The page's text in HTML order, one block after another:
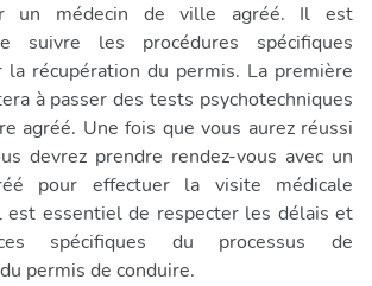
un médecin de ville agréé. Il est
suivre les procédures spécifiques
la récupération du permis. La première
à passer des tests psychotechniques
agréé. Une fois que vous aurez réussi
devrez prendre rendez-vous avec un
pour effectuer la visite médicale
est essentiel de respecter les délais et
spécifiques du processus de
permis de conduire.